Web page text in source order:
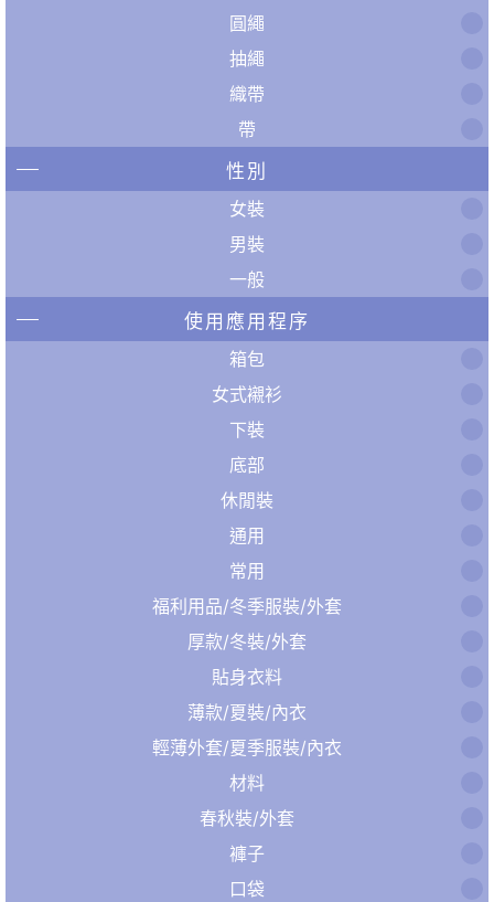
圓繩
抽繩
織帶
帶
性別
女裝
男裝
一般
使用應用程序
箱包
女式襯衫
下裝
底部
休閒裝
通用
常用
福利用品/冬季服裝/外套
厚款/冬裝/外套
貼身衣料
薄款/夏裝/內衣
輕薄外套/夏季服裝/內衣
材料
春秋裝/外套
褲子
口袋